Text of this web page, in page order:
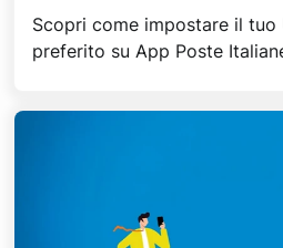
Scopri come impostare il
preferito su App Poste